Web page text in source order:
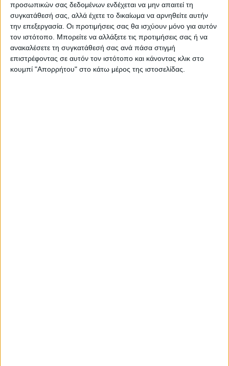
προσωπικών σας δεδομένων ενδέχεται να μην απαιτεί τη
συγκατάθεσή σας, αλλά έχετε το δικαίωμα να αρνηθείτε αυτήν
την επεξεργασία. Οι προτιμήσεις σας θα ισχύουν μόνο για αυτόν
τον ιστότοπο. Μπορείτε να αλλάξετε τις προτιμήσεις σας ή να
ανακαλέσετε τη συγκατάθεσή σας ανά πάσα στιγμή
επιστρέφοντας σε αυτόν τον ιστότοπο και κάνοντας κλικ στο
κουμπί "Απορρήτου" στο κάτω μέρος της ιστοσελίδας.